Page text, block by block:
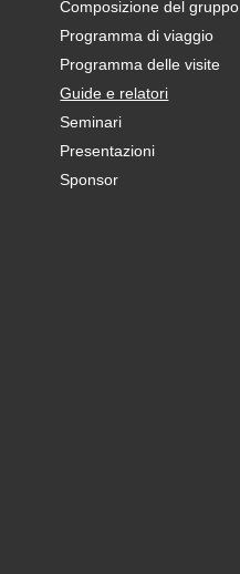
Composizione del gruppo
Programma di viaggio
Programma delle visite
Guide e relatori
Seminari
Presentazioni
Sponsor